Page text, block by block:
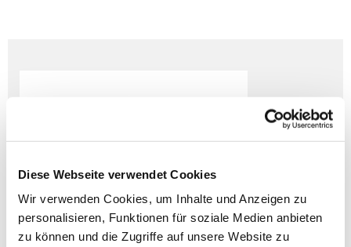
Diese Webseite verwendet Cookies
Wir verwenden Cookies, um Inhalte und Anzeigen zu
personalisieren, Funktionen für soziale Medien anbieten
zu können und die Zugriffe auf unsere Website zu